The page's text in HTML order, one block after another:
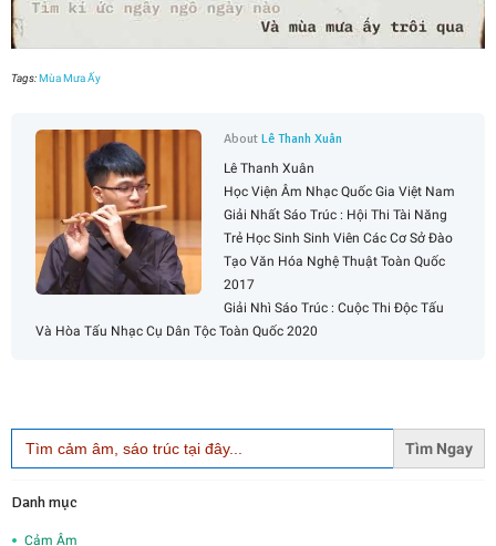
Tags:Mùa Mưa Ấy
AboutLê Thanh Xuân
Lê Thanh Xuân
Học Viện Âm Nhạc Quốc Gia Việt Nam
Giải Nhất Sáo Trúc : Hội Thi Tài Năng
Trẻ Học Sinh Sinh Viên Các Cơ Sở Đào
Tạo Văn Hóa Nghệ Thuật Toàn Quốc
2017
Giải Nhì Sáo Trúc : Cuộc Thi Độc Tấu
Và Hòa Tấu Nhạc Cụ Dân Tộc Toàn Quốc 2020
Search
for:
Danh mục
Cảm Âm